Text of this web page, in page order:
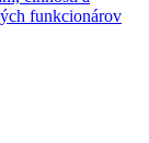
funkcionárov